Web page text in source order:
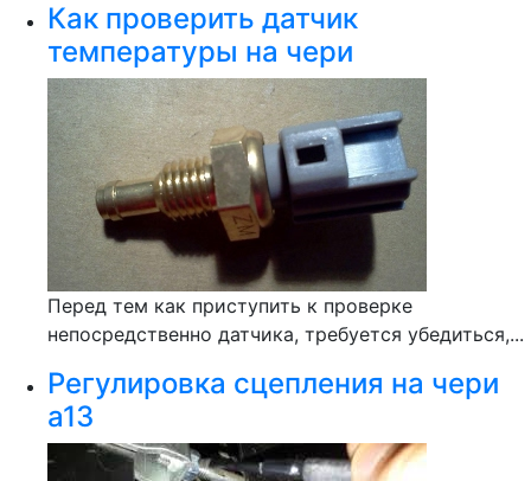
Как проверить датчик
температуры на чери
Перед тем как приступить к проверке
непосредственно датчика, требуется убедиться,...
Регулировка сцепления на чери
а13